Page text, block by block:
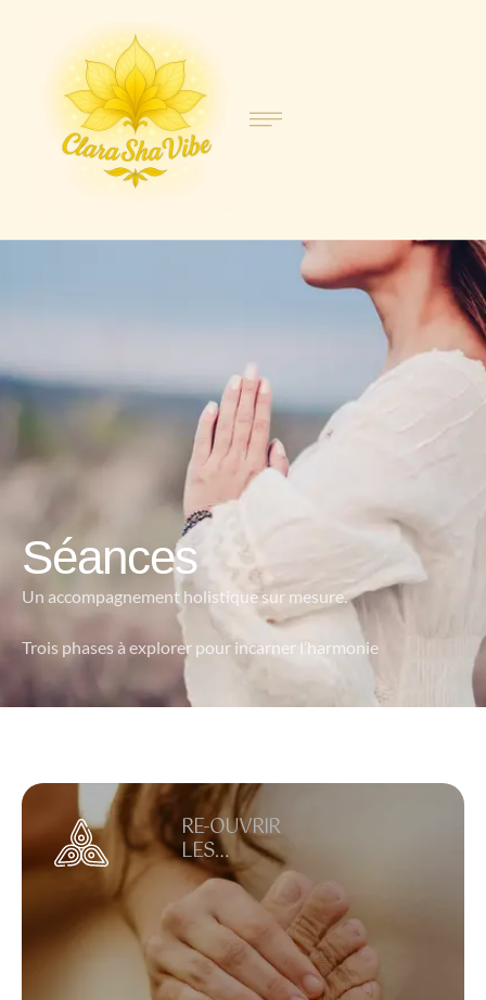
Séances
Un accompagnement holistique sur mesure.
Trois phases à explorer pour incarner l’harmonie
RE-OUVRIR
LES
STRUCTURES
DU CORPS